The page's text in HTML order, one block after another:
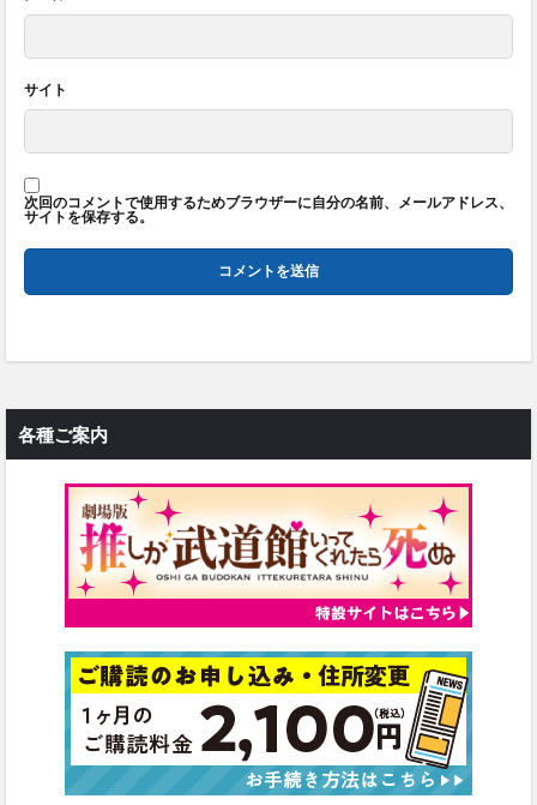
サイト
次回のコメントで使用するためブラウザーに自分の名前、メールアドレス、
サイトを保存する。
各種ご案内